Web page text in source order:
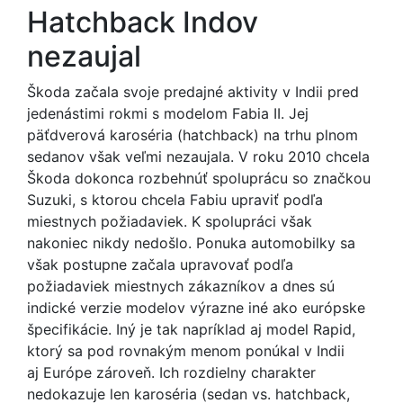
Hatchback Indov
nezaujal
Škoda začala svoje predajné aktivity v Indii pred
jedenástimi rokmi s modelom Fabia II. Jej
päťdverová karoséria (hatchback) na trhu plnom
sedanov však veľmi nezaujala. V roku 2010 chcela
Škoda dokonca rozbehnúť spoluprácu so značkou
Suzuki, s ktorou chcela Fabiu upraviť podľa
miestnych požiadaviek. K spolupráci však
nakoniec nikdy nedošlo. Ponuka automobilky sa
však postupne začala upravovať podľa
požiadaviek miestnych zákazníkov a dnes sú
indické verzie modelov výrazne iné ako európske
špecifikácie. Iný je tak napríklad aj model Rapid,
ktorý sa pod rovnakým menom ponúkal v Indii
aj Európe zároveň. Ich rozdielny charakter
nedokazuje len karoséria (sedan vs. hatchback,